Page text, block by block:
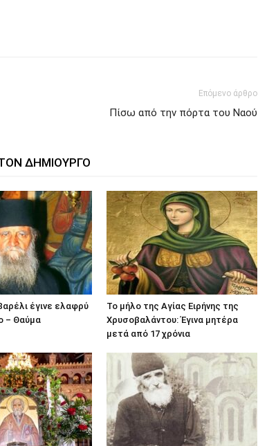
Επόμενο άρθρο
Πίσω από την πόρτα του Ναού
ΔΗΜΙΟΥΡΓΟ
έγινε ελαφρύ
– Θαύμα
Το μήλο της Αγίας Ειρήνης της
Χρυσοβαλάντου: Έγινα μητέρα
μετά από 17 χρόνια